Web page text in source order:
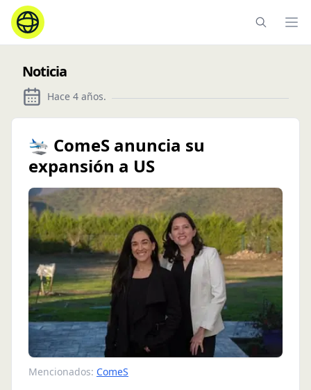
Noticia
Hace 4 años.
🛬 ComeS anuncia su
expansión a US
Mencionados: ComeS